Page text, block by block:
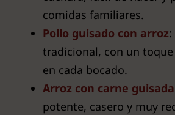
comidas familiares.
Pollo guisado con arroz:
tradicional, con un
en cada bocado.
Arroz con carne guisada
potente, casero y muy